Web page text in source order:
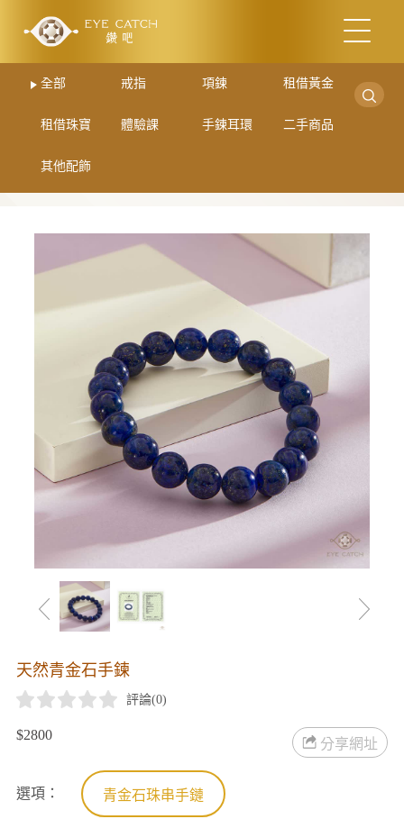
全部 戒指 項鍊 租借黃金
租借珠寶 體驗課 手鍊耳環 二手商品
其他配飾
天然青金石手鍊
評論(0)
$2800
分享網址
選項： 青金石珠串手鏈